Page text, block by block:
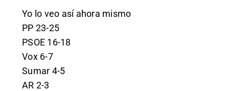
Yo lo veo así ahora mismo
PP 23-25
PSOE 16-18
Vox 6-7
Sumar 4-5
AR 2-3